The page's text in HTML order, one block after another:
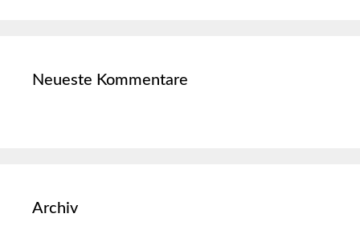
Neueste Kommentare
Archiv